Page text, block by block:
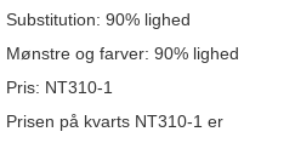
Substitution: 90% lighed
Mønstre og farver: 90% lighed
Pris: NT310-1
Prisen på kvarts NT310-1 er